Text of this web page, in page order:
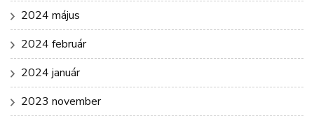
2024 május
2024 február
2024 január
2023 november